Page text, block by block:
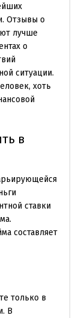
Отзывы о
лучше
о
ситуации.
хоть
в
ставки
составляет
только в
В